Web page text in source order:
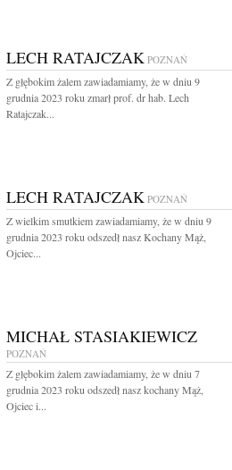
LECH RATAJCZAK POZNAŃ
Z głębokim żalem zawiadamiamy, że w dniu 9
grudnia 2023 roku zmarł prof. dr hab. Lech
Ratajczak...
LECH RATAJCZAK POZNAŃ
Z wielkim smutkiem zawiadamiamy, że w dniu 9
grudnia 2023 roku odszedł nasz Kochany Mąż,
Ojciec...
MICHAŁ STASIAKIEWICZ
POZNAŃ
Z głębokim żalem zawiadamiamy, że w dniu 7
grudnia 2023 roku odszedł nasz kochany Mąż,
Ojciec i...